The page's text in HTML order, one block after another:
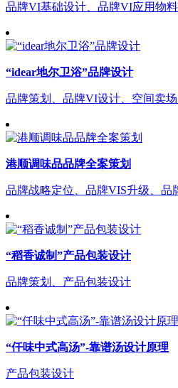
品牌VI基础设计、品牌VI应用物
“idear地尔卫浴”品牌设计
品牌策划、品牌VI设计、空间卖
港顺调味品品牌全案策划
品牌战略定位、品牌VIS升级、
“稻香诚制”产品包装设计
品牌策划、产品包装设计
“仟味中式高汤”-靠谱汤设计原理
产品包装设计